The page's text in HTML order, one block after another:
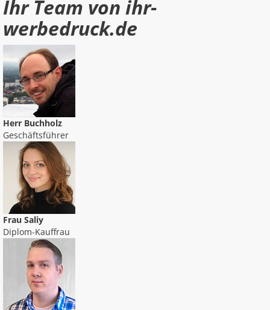
Ihr Team von ihr-
werbedruck.de
Herr Buchholz
Geschäftsführer
Frau Saliy
Diplom-Kauffrau